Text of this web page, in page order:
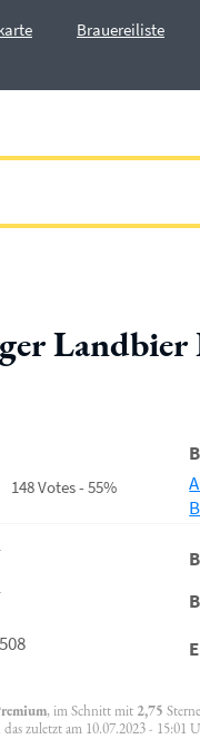
Brauereiliste
Landbier
148 Votes - 55%
, im Schnitt mit 2,75
zuletzt am 10.07.2023 - 15:01